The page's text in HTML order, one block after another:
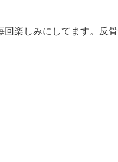
回楽しみにしてます。反骨